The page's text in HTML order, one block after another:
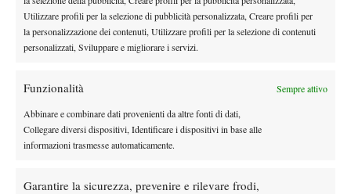
Utilizzare profili per la selezione di pubblicità personalizzata, Creare profili per
la personalizzazione dei contenuti, Utilizzare profili per la selezione di contenuti
personalizzati, Sviluppare e migliorare i servizi.
Funzionalità Sempre attivo
Abbinare e combinare dati provenienti da altre fonti di dati,
Collegare diversi dispositivi, Identificare i dispositivi in base alle
informazioni trasmesse automaticamente.
Garantire la sicurezza, prevenire e rilevare frodi,
già da quest’anno, potrebbero farsi vedere nel circuito maggiore
senza sfigurare.
TAGGED: Atp Challenger Go Soeda Heilbronn